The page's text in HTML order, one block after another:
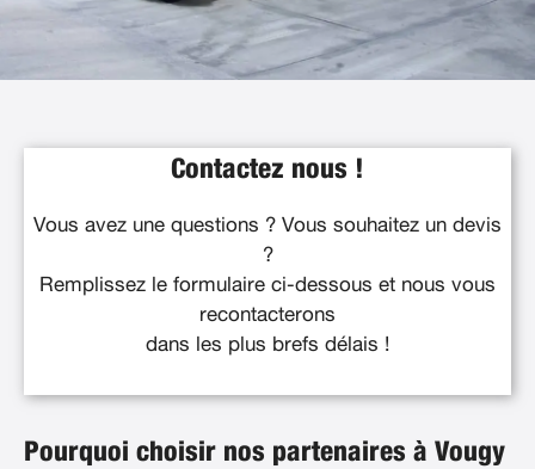
Contactez nous !
Vous avez une questions ? Vous souhaitez un devis
?
Remplissez le formulaire ci-dessous et nous vous
recontacterons
dans les plus brefs délais !
Pourquoi choisir nos partenaires à Vougy